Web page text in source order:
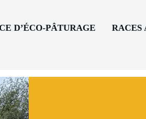
D’ÉCO-PÂTURAGE RACES